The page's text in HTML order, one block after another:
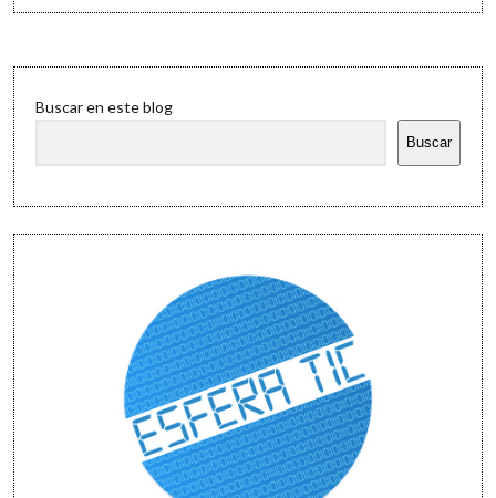
presentaciones
en
Sidebar
Buscar en este blog
Buscar